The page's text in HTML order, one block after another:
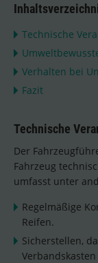
Technische
Verhalten bei
Fazit
Technische
Der
Fahrzeug
umfasst unter
Regelmäßige
Reifen.
Sicherstellen,